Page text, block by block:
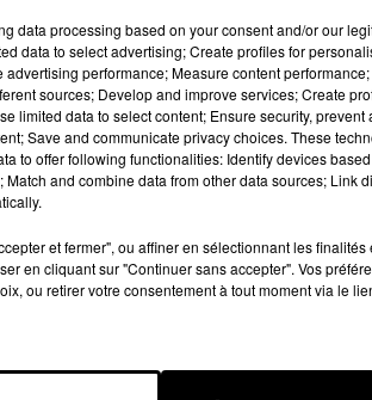
data processing based on your consent and/or our
data to select advertising; Create profiles for
performance; Measure content
sources; Develop and improve services; Create
limited data to select content; Ensure security, prevent
Save and communicate privacy choices. These
to offer following functionalities: Identify devices
and combine data from other data sources; Link
et fermer", ou affiner en sélectionnant les
en cliquant sur "Continuer sans accepter". Vos
ou retirer votre consentement à tout moment via le